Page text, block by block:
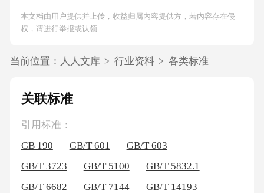
本文档由用户提供并上传，收益归属内容提供方，若内容存在侵
权，请进行举报或认领
当前位置： 人人文库 > 行业资料 > 各类标准
关联标准
引用标准：
GB 190
GB/T 601
GB/T 603
GB/T 3723
GB/T 5100
GB/T 5832.1
GB/T 6682
GB/T 7144
GB/T 14193